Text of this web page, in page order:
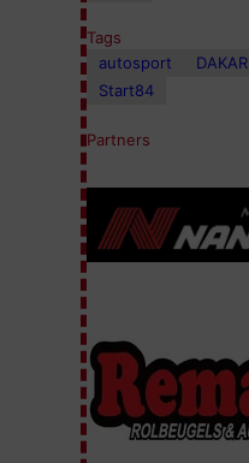
Tags
autosport
DAKAR
Start84
Partners